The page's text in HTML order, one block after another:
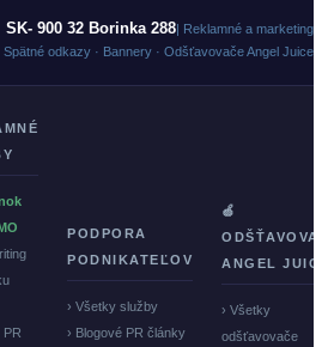
900 32 Borinka 288| Reklamné a
odkazy · Bannery · Odšťavovače Angel Juicer
PR
PODPORA
PODNIKATEĽOV
› Všetky služby
› Blogové PR články
🍏
ANGEL
› Všetky
odšťavovače